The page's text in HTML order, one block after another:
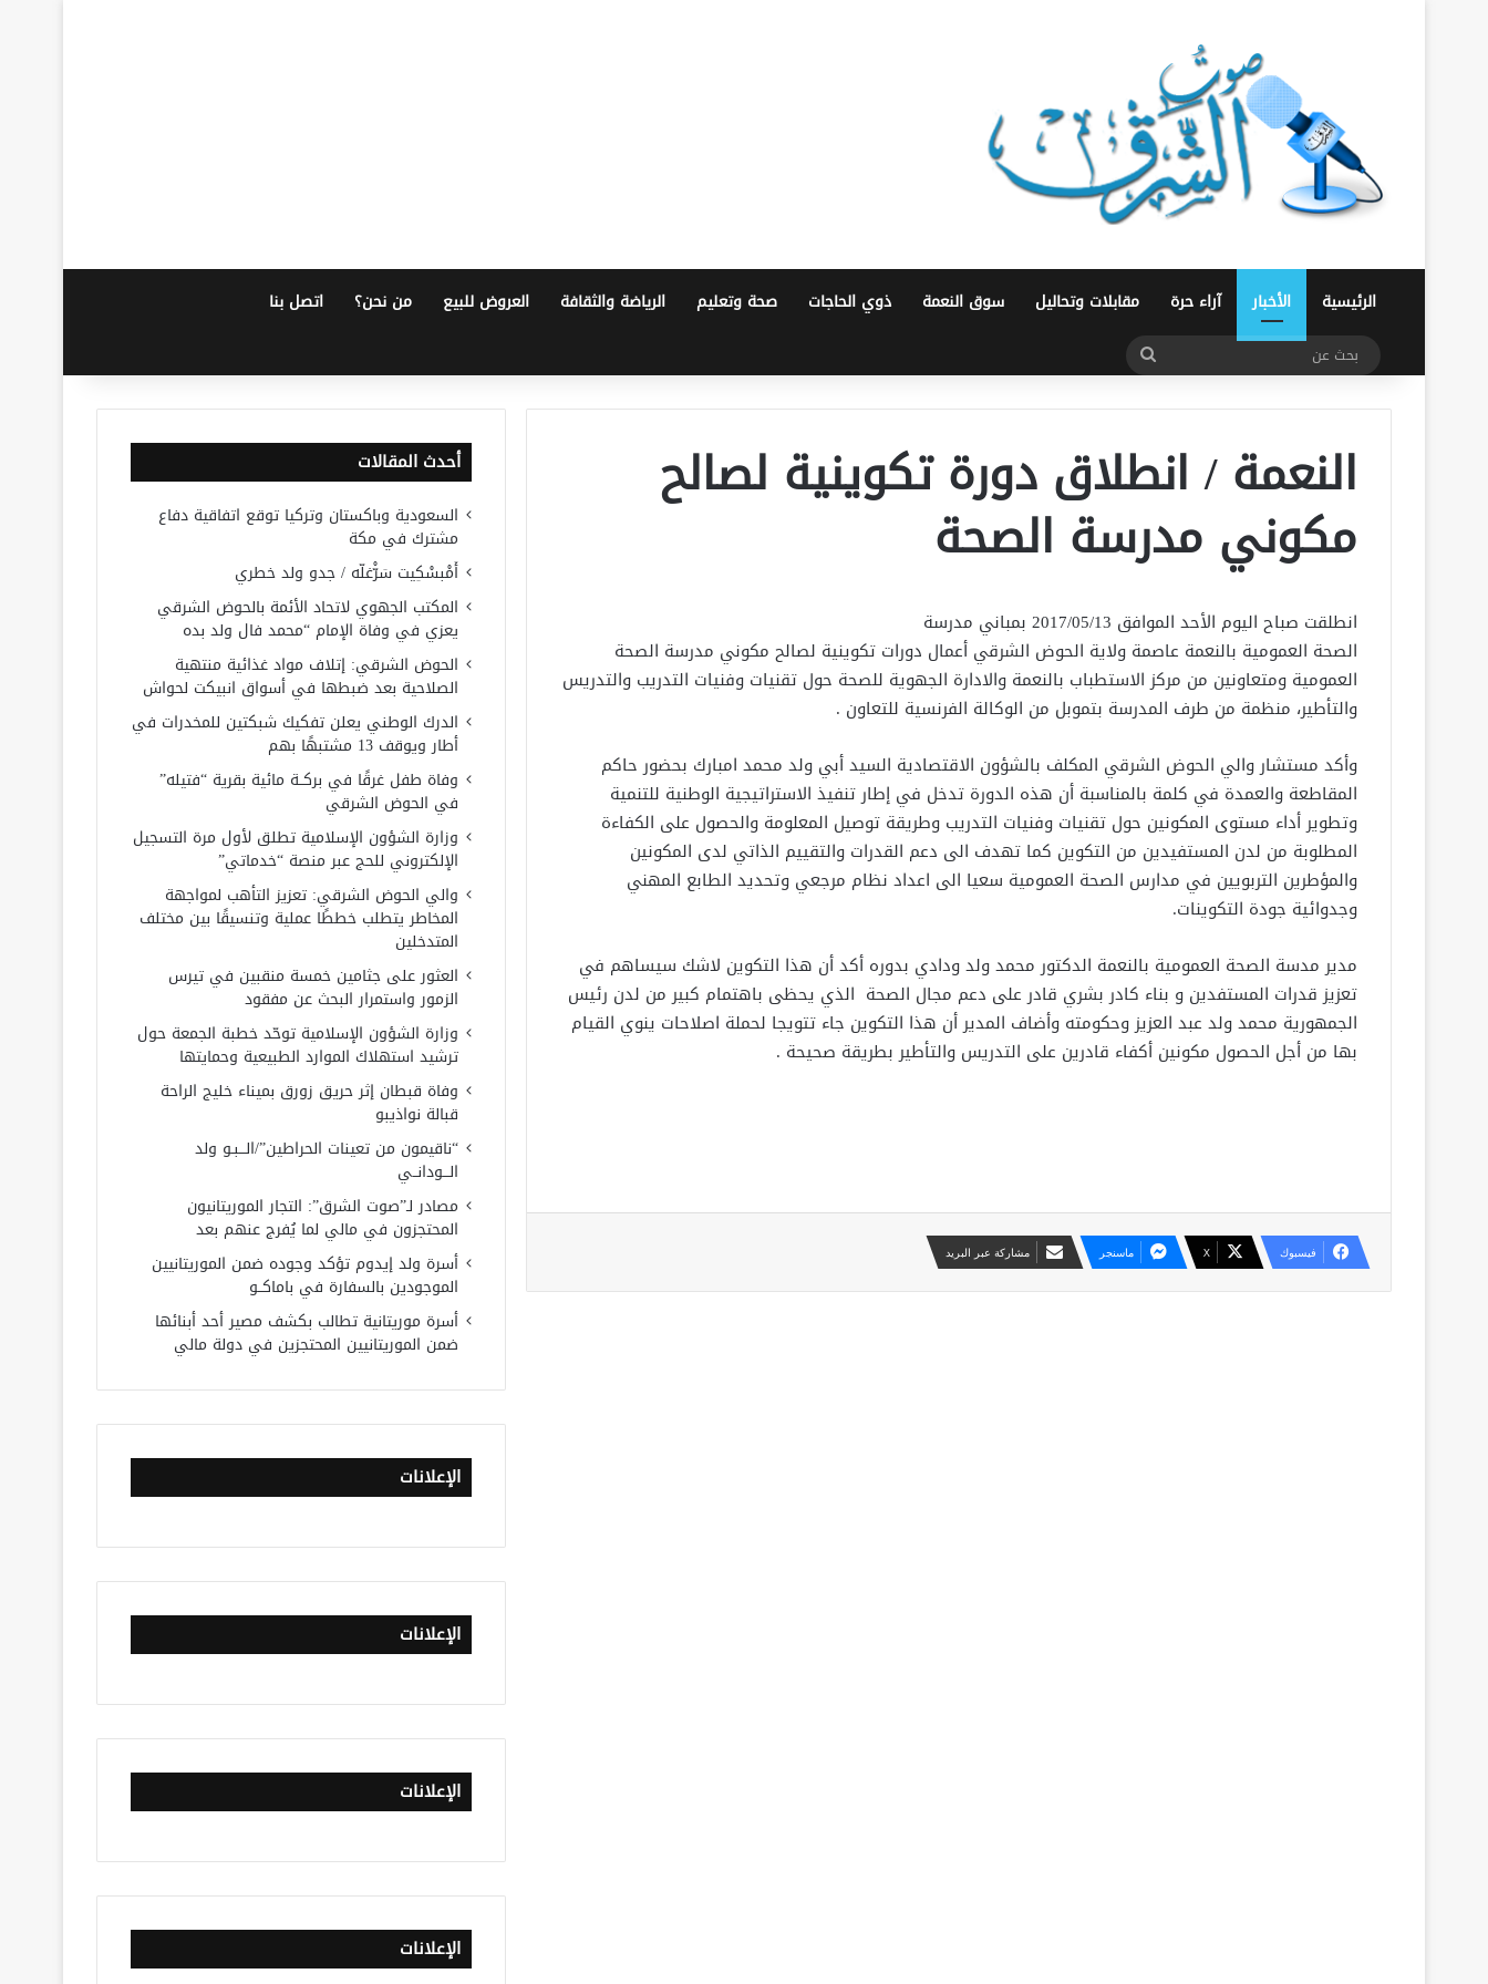
الرئيسية الأخبار آراء حرة مقابلات وتحاليل سوق النعمة ذوي الحاجات صحة وتعليم الرياضة والثقافة العروض للبيع من نحن؟ اتصل بنا
بحث
النعمة / انطلاق دورة تكوينية لصالح
مكوني مدرسة الصحة
انطلقت صباح اليوم الأحد الموافق 2017/05/13 بمباني مدرسة
الصحة العمومية بالنعمة عاصمة ولاية الحوض الشرقي أعمال دورات تكوينية لصالح مكوني مدرسة الصحة
العمومية ومتعاونين من مركز الاستطباب بالنعمة والادارة الجهوية للصحة حول تقنيات وفنيات التدريب والتدريس
والتأطير، منظمة من طرف المدرسة بتموبل من الوكالة الفرنسية للتعاون .
وأكد مستشار والي الحوض الشرقي المكلف بالشؤون الاقتصادية السيد أبي ولد محمد امبارك بحضور حاكم
المقاطعة والعمدة في كلمة بالمناسبة أن هذه الدورة تدخل في إطار تنفيذ الاستراتيجية الوطنية للتنمية
وتطوير أداء مستوى المكونين حول تقنيات وفنيات التدريب وطريقة توصيل المعلومة والحصول على الكفاءة
المطلوبة من لدن المستفيدين من التكوين كما تهدف الى دعم القدرات والتقييم الذاتي لدى المكونين
والمؤطرين التربويين في مدارس الصحة العمومية سعيا الى اعداد نظام مرجعي وتحديد الطابع المهني
وجدوائية جودة التكوينات.
مدير مدسة الصحة العمومية بالنعمة الدكتور محمد ولد ودادي بدوره أكد أن هذا التكوين لاشك سيساهم في
تعزيز قدرات المستفدين و بناء كادر بشري قادر على دعم مجال الصحة الذي يحظى باهتمام كبير من لدن رئيس
الجمهورية محمد ولد عبد العزيز وحكومته وأضاف المدير أن هذا التكوين جاء تتويجا لحملة اصلاحات ينوي القيام
بها من أجل الحصول مكونين أكفاء قادرين على التدريس والتأطير بطريقة صحيحة .
فيسبوك X ماسنجر مشاركة عبر البريد
أحدث المقالات
السعودية وباكستان وتركيا توقع اتفاقية دفاع
مشترك في مكة
أَمْبسْكِيت سَرّْغلّه / جدو ولد خطري
المكتب الجهوي لاتحاد الأئمة بالحوض الشرقي
يعزي في وفاة الإمام “محمد فال ولد بده
الحوض الشرقي: إتلاف مواد غذائية منتهية
الصلاحية بعد ضبطها في أسواق انبيكت لحواش
الدرك الوطني يعلن تفكيك شبكتين للمخدرات في
أطار ويوقف 13 مشتبهًا بهم
وفاة طفل غرقًا في بركــة مائية بقرية “فتيله”
في الحوض الشرقي
وزارة الشؤون الإسلامية تطلق لأول مرة التسجيل
الإلكتروني للحج عبر منصة “خدماتي”
والي الحوض الشرقي: تعزيز التأهب لمواجهة
المخاطر يتطلب خططًا عملية وتنسيقًا بين مختلف
المتدخلين
العثور على جثامين خمسة منقبين في تيرس
الزمور واستمرار البحث عن مفقود
وزارة الشؤون الإسلامية توحّد خطبة الجمعة حول
ترشيد استهلاك الموارد الطبيعية وحمايتها
وفاة قبطان إثر حريق زورق بميناء خليج الراحة
قبالة نواذيبو
“ناقيمون من تعينات الحراطين”/الـــبـو ولد
الـــودانــي
مصادر لـ”صوت الشرق”: التجار الموريتانيون
المحتجزون في مالي لما يُفرج عنهم بعد
أسرة ولد إيدوم تؤكد وجوده ضمن الموريتانيين
الموجودين بالسفارة في باماكــو
أسرة موريتانية تطالب بكشف مصير أحد أبنائها
ضمن الموريتانيين المحتجزين في دولة مالي
الإعلانات
الإعلانات
الإعلانات
الإعلانات